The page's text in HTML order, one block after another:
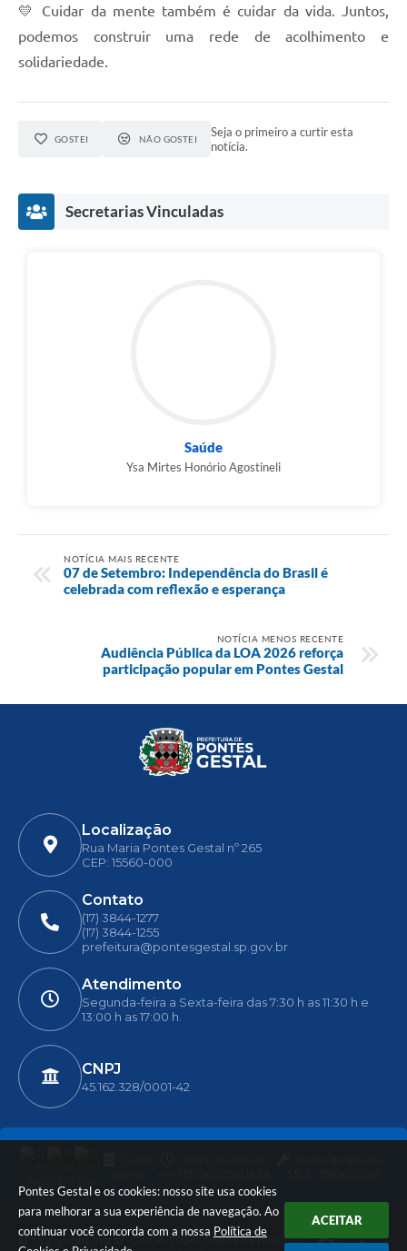
Pontes Gestal e os cookies: nosso site usa cookies
para melhorar a sua experiência de navegação. Ao
continuar você concorda com a nossa Política de
ACEITAR
💛 Cuidar da mente também é cuidar da vida. Juntos,
podemos construir uma rede de acolhimento e
solidariedade.
GOSTEI NÃO GOSTEI
Seja o primeiro a curtir esta
notícia.
Secretarias Vinculadas
Saúde
Ysa Mirtes Honório Agostineli
NOTÍCIA MAIS RECENTE
07 de Setembro: Independência do Brasil é
celebrada com reflexão e esperança
NOTÍCIA MENOS RECENTE
Audiência Pública da LOA 2026 reforça
participação popular em Pontes Gestal
Localização
Rua Maria Pontes Gestal nº 265
CEP: 15560-000
Contato
(17) 3844-1277
(17) 3844-1255
prefeitura@pontesgestal.sp.gov.br
Atendimento
Segunda-feira a Sexta-feira das 7:30 h as 11:30 h e
13:00 h as 17:00 h.
CNPJ
45.162.328/0001-42
© Copyright Instar - 2006-2026. Todos os direitos